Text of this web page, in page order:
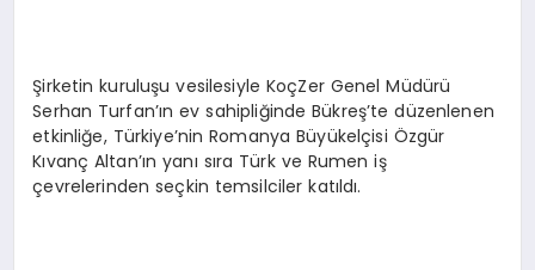
Şirketin kuruluşu vesilesiyle KoçZer Genel Müdürü
Serhan Turfan’ın ev sahipliğinde Bükreş’te düzenlenen
etkinliğe, Türkiye’nin Romanya Büyükelçisi Özgür
Kıvanç Altan’ın yanı sıra Türk ve Rumen iş
çevrelerinden seçkin temsilciler katıldı.